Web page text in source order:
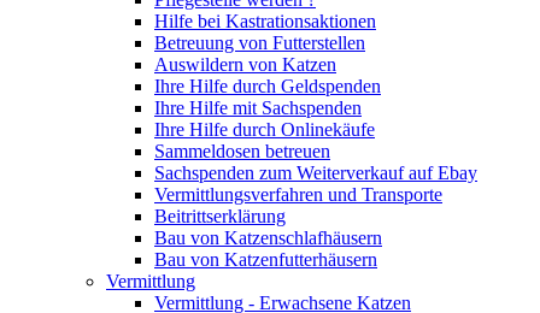
Hilfe bei Kastrationsaktionen
Betreuung von Futterstellen
Auswildern von Katzen
Ihre Hilfe durch Geldspenden
Ihre Hilfe mit Sachspenden
Ihre Hilfe durch Onlinekäufe
Sammeldosen betreuen
Sachspenden zum Weiterverkauf auf Ebay
Vermittlungsverfahren und Transporte
Beitrittserklärung
Bau von Katzenschlafhäusern
Bau von Katzenfutterhäusern
Vermittlung
Vermittlung - Erwachsene Katzen